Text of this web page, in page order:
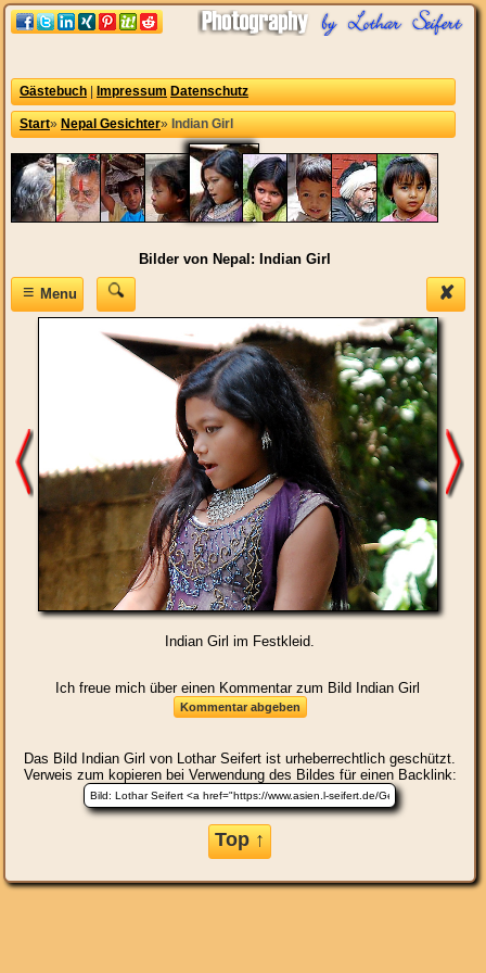
Gästebuch Impressum Datenschutz
Start» Nepal Gesichter» Indian Girl
Bilder von Nepal: Indian Girl
✘
≡Menu
Indian Girl im Festkleid.
Ich freue mich über einen Kommentar zum Bild Indian Girl
Das Bild Indian Girl von Lothar Seifert ist urheberrechtlich geschützt.
Verweis zum kopieren bei Verwendung des Bildes für einen Backlink:
Top ↑